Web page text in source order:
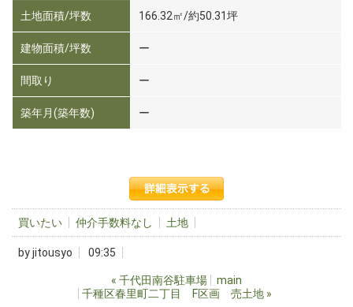
土地面積/坪数 166.32㎡/約50.31坪
建物面積/坪数 ー
間取り ー
築年月(築年数) ー
買いたい 仲介手数料なし 土地
byjitousyo 09:35
« 千代田南谷駐車場
main
千種区春里町二丁目 F区画 売土地 »